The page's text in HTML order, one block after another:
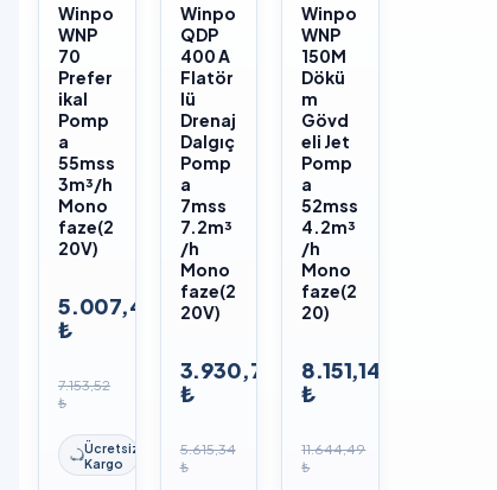
Winpo
WNP
70
Prefer
ikal
Pomp
a
55mss
3m³/h
Mono
faze(2
20V)
5.007,46
₺
7.153,52
₺
Ücretsiz
Kargo
Winpo
QDP
400 A
Flatör
lü
Drenaj
Dalgıç
Pomp
a
7mss
7.2m³
/h
Mono
faze(2
20V)
3.930,74
₺
5.615,34
₺
Winpo
WNP
150M
Dökü
m
Gövd
eli Jet
Pomp
a
52mss
4.2m³
/h
Mono
faze(2
20)
8.151,14
₺
11.644,49
₺